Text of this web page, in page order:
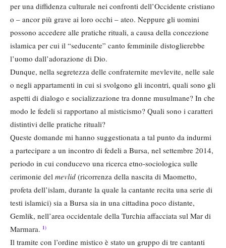
per una diffidenza culturale nei confronti dell’Occidente cristiano
o – ancor più grave ai loro occhi – ateo. Neppure gli uomini
possono accedere alle pratiche rituali, a causa della concezione
islamica per cui il “seducente” canto femminile distoglierebbe
l’uomo dall’adorazione di Dio.
Dunque, nella segretezza delle confraternite mevlevite, nelle sale
o negli appartamenti in cui si svolgono gli incontri, quali sono gli
aspetti di dialogo e socializzazione tra donne musulmane? In che
modo le fedeli si rapportano al misticismo? Quali sono i caratteri
distintivi delle pratiche rituali?
Queste domande mi hanno suggestionata a tal punto da indurmi
a partecipare a un incontro di fedeli a Bursa, nel settembre 2014,
periodo in cui conducevo una ricerca etno-sociologica sulle
cerimonie del mevlid (ricorrenza della nascita di Maometto,
profeta dell’islam, durante la quale la cantante recita una serie di
testi islamici) sia a Bursa sia in una cittadina poco distante,
Gemlik, nell’area occidentale della Turchia affacciata sul Mar di
Marmara. 1)
Il tramite con l’ordine mistico è stato un gruppo di tre cantanti